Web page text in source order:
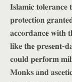
𝐈𝐬𝐥𝐚𝐦𝐢𝐜
𝐩𝐫𝐨𝐭𝐞𝐜𝐭𝐢𝐨𝐧
𝐚𝐜𝐜𝐨𝐫𝐝𝐚𝐧𝐜𝐞 𝐰𝐢𝐭𝐡
𝐥𝐢𝐤𝐞 𝐭𝐡𝐞 𝐩𝐫𝐞𝐬𝐞𝐧𝐭-
𝐜𝐨𝐮𝐥𝐝 𝐩𝐞𝐫𝐟𝐨𝐫𝐦
𝐌𝐨𝐧𝐤𝐬 𝐚𝐧𝐝